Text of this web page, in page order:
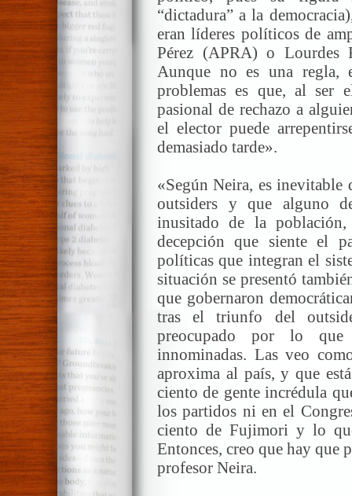
“dictadura” a la
eran líderes políticos de
Pérez (APRA) o Lourdes
Aunque no es una regla,
problemas es que, al
pasional de rechazo a
el elector puede
demasiado tarde».
«Según Neira, es inevitable
outsiders y que alguno
inusitado de la
decepción que siente el
políticas que integran el
situación se presentó
que gobernaron
tras el triunfo del
preocupado por lo que
innominadas. Las veo
aproxima al país, y que
ciento de gente incrédula
los partidos ni en el
ciento de Fujimori y lo
Entonces, creo que hay que
profesor Neira.